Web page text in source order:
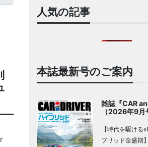
人気の記事
本誌最新号のご案内
雑誌『CAR
（2026年9月
【時代を駆ける
ブリッド全盛期